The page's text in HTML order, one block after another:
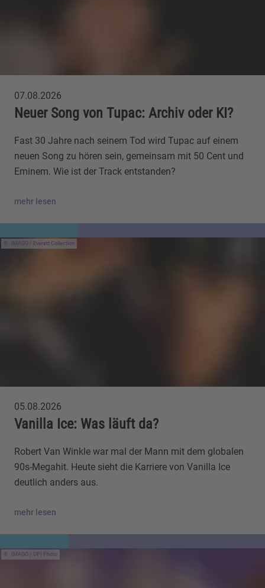
07.08.2026
Neuer Song von Tupac: Archiv oder KI?
Fast 30 Jahre nach seinem Tod wird Tupac auf einem
neuen Song zu hören sein, gemeinsam mit 50 Cent und
Eminem. Wie ist der Track entstanden?
mehr lesen
IMAGO / Everett Collection
05.08.2026
Vanilla Ice: Was läuft da?
Robert Van Winkle war mal der Mann mit dem globalen
90s-Megahit. Heute sieht die Karriere von Vanilla Ice
deutlich anders aus.
mehr lesen
IMAGO / UPI Photo